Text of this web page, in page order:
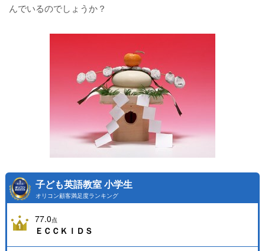
んでいるのでしょうか？
子ども英語教室 小学生
オリコン顧客満足度ランキング
77.0点
ＥＣＣＫＩＤＳ